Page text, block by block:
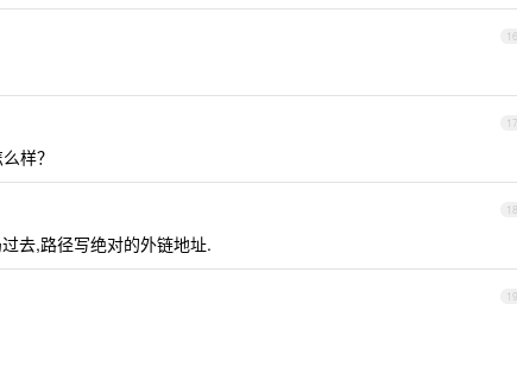
16
17
样？
18
去,路径写绝对的外链地址.
19